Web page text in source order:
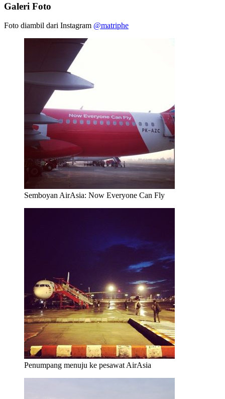
Galeri Foto
Foto diambil dari Instagram @matriphe
Semboyan AirAsia: Now Everyone Can Fly
Penumpang menuju ke pesawat AirAsia